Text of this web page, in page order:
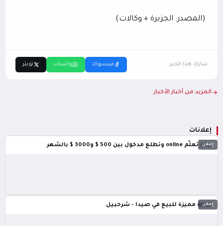
إعلانات
إعلان
بدك تعلّم online وتطلع مدخول بين 500 $ و3000 $ بالشهر
إعلان
شقة مميزة للبيع في صيدا - شرحبيل
(المصدر: الجزيرة + وكالات)
شارك هذا الخبر: فيسبوك واتساب تويتر
المزيد من أخبار الأخبار